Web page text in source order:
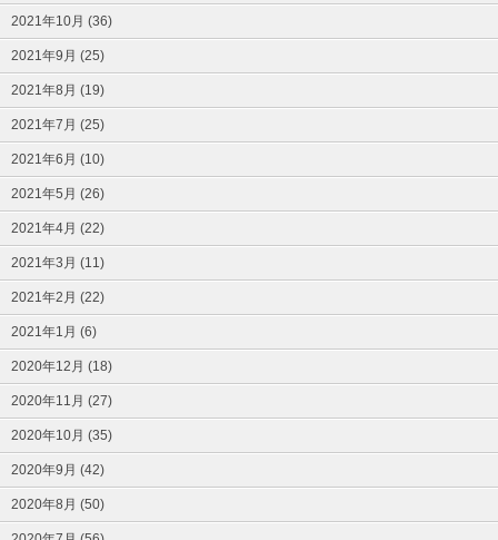
2021年10月 (36)
2021年9月 (25)
2021年8月 (19)
2021年7月 (25)
2021年6月 (10)
2021年5月 (26)
2021年4月 (22)
2021年3月 (11)
2021年2月 (22)
2021年1月 (6)
2020年12月 (18)
2020年11月 (27)
2020年10月 (35)
2020年9月 (42)
2020年8月 (50)